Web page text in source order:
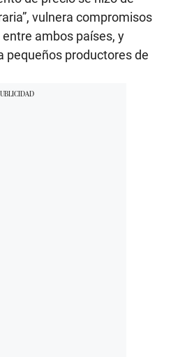
vulnera compromisos
ambos países, y
pequeños productores de